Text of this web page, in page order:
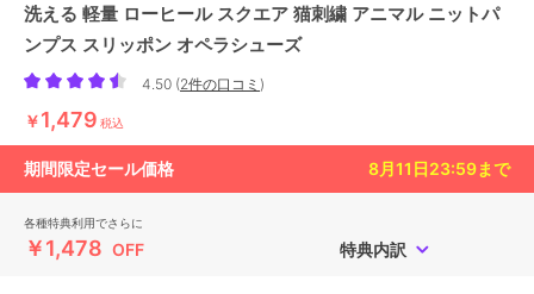
洗える 軽量 ローヒール スクエア 猫刺繍 アニマル ニットパ
ンプス スリッポン オペラシューズ
4.50 (2件の口コミ )
￥1,479 税込
期間限定セール価格 8月11日23:59まで
各種特典利用でさらに
￥1,478 OFF 特典内訳